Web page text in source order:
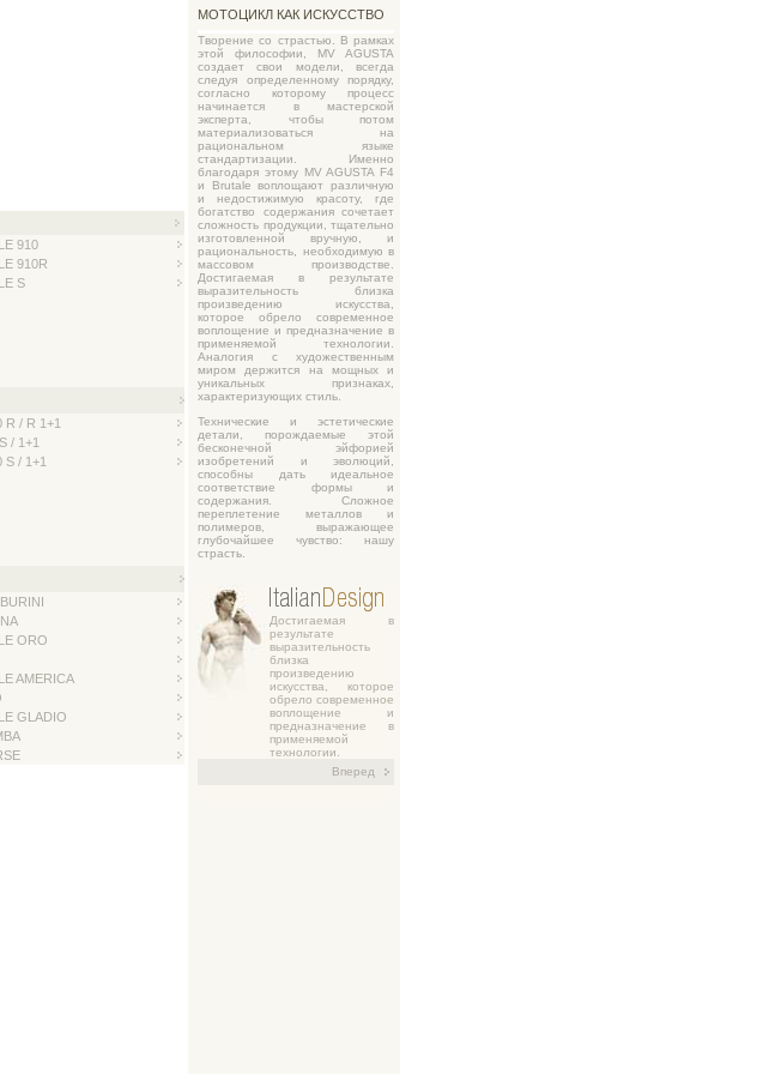
910
910R
S
R / R 1+1
/ 1+1
S / 1+1
ORO
AMERICA
GLADIO
МОТОЦИКЛ КАК ИСКУССТВО
Творение со страстью. В рамках
этой философии, MV AGUSTA
создает свои модели, всегда
следуя определенному порядку,
согласно которому процесс
начинается в мастерской
эксперта, чтобы потом
материализоваться на
рациональном языке
стандартизации. Именно
благодаря этому MV AGUSTA F4
и Brutale воплощают различную
и недостижимую красоту, где
богатство содержания сочетает
сложность продукции, тщательно
изготовленной вручную, и
рациональность, необходимую в
массовом производстве.
Достигаемая в результате
выразительность близка
произведению искусства,
которое обрело современное
воплощение и предназначение в
применяемой технологии.
Аналогия с художественным
миром держится на мощных и
уникальных признаках,
характеризующих стиль.
Технические и эстетические
детали, порождаемые этой
бесконечной эйфорией
изобретений и эволюций,
способны дать идеальное
соответствие формы и
содержания. Сложное
переплетение металлов и
полимеров, выражающее
глубочайшее чувство: нашу
страсть.
Достигаемая в
результате
выразительность
близка
произведению
искусства, которое
обрело современное
воплощение и
предназначение в
применяемой
технологии.
Вперед